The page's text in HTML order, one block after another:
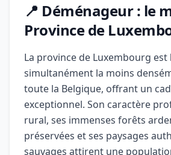
📍 Déménageur : le
Province de
La province de Luxembourg est
simultanément la moins
toute la Belgique, offrant un
exceptionnel. Son caractère
rural, ses immenses forêts
préservées et ses paysages
sauvages attirent une